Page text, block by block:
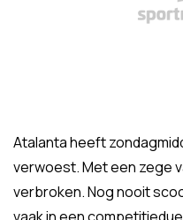
Atalanta heeft
verwoest. Met een zege
verbroken. Nog nooit